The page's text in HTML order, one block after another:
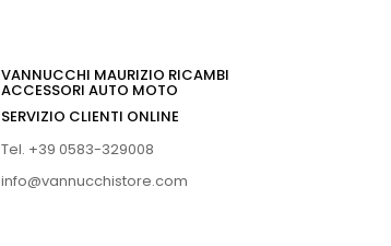
VANNUCCHI MAURIZIO RICAMBI
ACCESSORI AUTO MOTO
SERVIZIO CLIENTI ONLINE
Tel. +39 0583-329008
info@vannucchistore.com